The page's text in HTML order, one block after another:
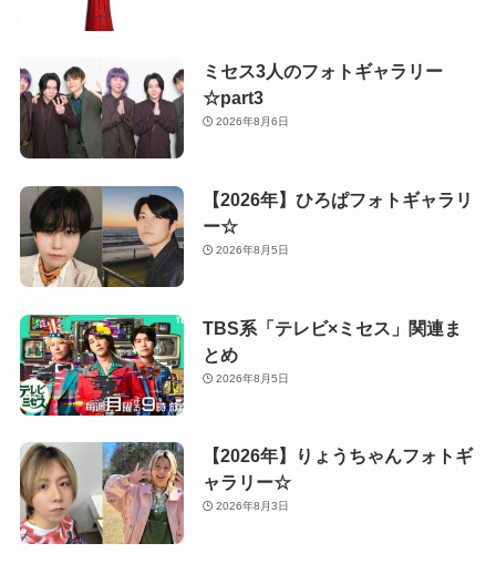
ミセス3人のフォトギャラリー
☆part3
2026年8月6日
【2026年】ひろぱフォトギャラリ
ー☆
2026年8月5日
TBS系「テレビ×ミセス」関連ま
とめ
2026年8月5日
【2026年】りょうちゃんフォトギ
ャラリー☆
2026年8月3日